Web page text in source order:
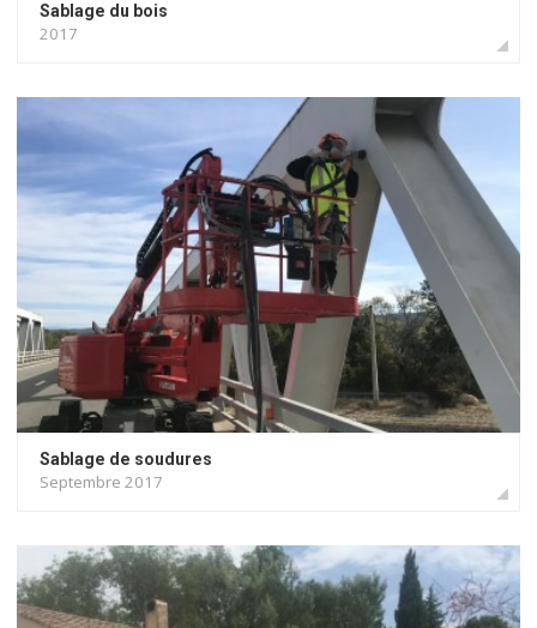
Sablage du bois
2017
Sablage de soudures
Septembre 2017